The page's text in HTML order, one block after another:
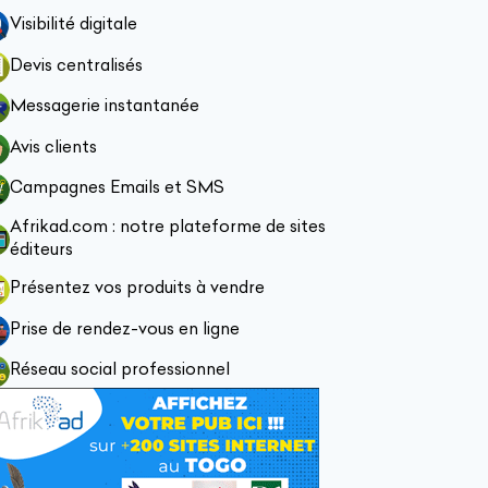
Visibilité digitale
Devis centralisés
Messagerie instantanée
Avis clients
Campagnes Emails et SMS
Afrikad.com : notre plateforme de sites
éditeurs
Présentez vos produits à vendre
Prise de rendez-vous en ligne
Réseau social professionnel